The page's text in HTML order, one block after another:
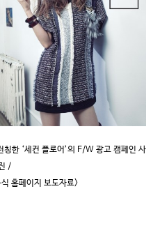
칭한 ‘세컨 플로어’의 F/W 광고 캠페인 사
/
홈페이지 보도자료>